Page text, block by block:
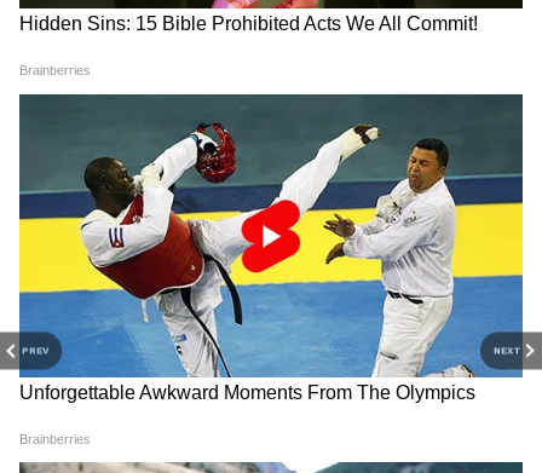
PREV NEXT
Image Credit : Pinterest
हैंगिंग जग प्लांटर
लगाना पसंद करते हैं, तो पुराने जग का इस्तेमाल कर